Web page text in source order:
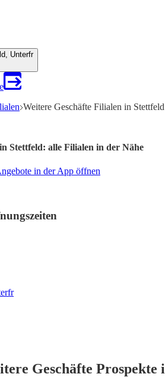
Unterfr
Weitere Geschäfte Filialen in
Stettfeld: alle Filialen in der Nähe
in der App öffnen
Geschäfte Prospekte